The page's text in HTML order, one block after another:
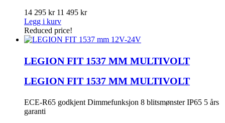
14 295 kr 11 495 kr
Legg i kurv
Reduced price!
LEGION FIT 1537 MM MULTIVOLT
LEGION FIT 1537 MM MULTIVOLT
ECE-R65 godkjent Dimmefunksjon 8 blitsmønster IP65 5 års
garanti